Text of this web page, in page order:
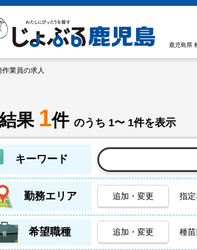
鹿児島県
業員の求人
果 1件 のうち 1〜 1件を表示
キーワード
勤務エリア 追加・変更 指定
希望職種 追加・変更 種